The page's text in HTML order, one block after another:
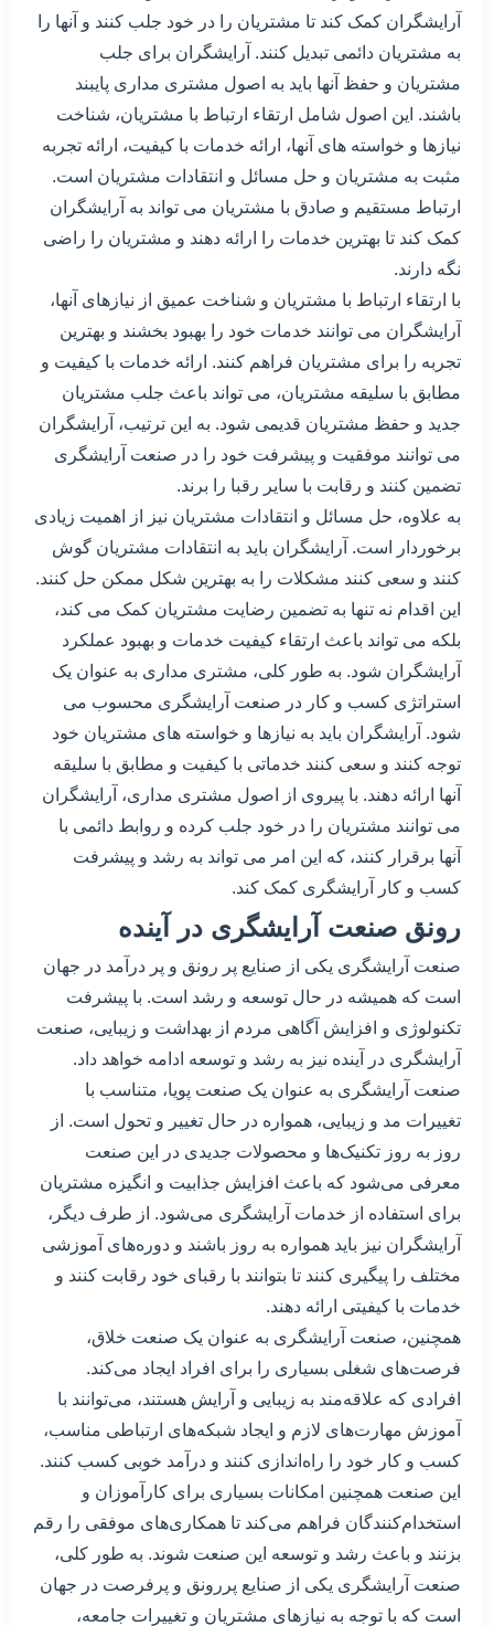
آرایشگران کمک کند تا مشتریان را در خود جلب کنند و آنها را
به مشتریان دائمی تبدیل کنند. آرایشگران برای جلب
مشتریان و حفظ آنها باید به اصول مشتری مداری پایبند
باشند. این اصول شامل ارتقاء ارتباط با مشتریان، شناخت
نیازها و خواسته های آنها، ارائه خدمات با کیفیت، ارائه تجربه
مثبت به مشتریان و حل مسائل و انتقادات مشتریان است.
ارتباط مستقیم و صادق با مشتریان می تواند به آرایشگران
کمک کند تا بهترین خدمات را ارائه دهند و مشتریان را راضی
نگه دارند.
با ارتقاء ارتباط با مشتریان و شناخت عمیق از نیازهای آنها،
آرایشگران می توانند خدمات خود را بهبود بخشند و بهترین
تجربه را برای مشتریان فراهم کنند. ارائه خدمات با کیفیت و
مطابق با سلیقه مشتریان، می تواند باعث جلب مشتریان
جدید و حفظ مشتریان قدیمی شود. به این ترتیب، آرایشگران
می توانند موفقیت و پیشرفت خود را در صنعت آرایشگری
تضمین کنند و رقابت با سایر رقبا را برند.
به علاوه، حل مسائل و انتقادات مشتریان نیز از اهمیت زیادی
برخوردار است. آرایشگران باید به انتقادات مشتریان گوش
کنند و سعی کنند مشکلات را به بهترین شکل ممکن حل کنند.
این اقدام نه تنها به تضمین رضایت مشتریان کمک می کند،
بلکه می تواند باعث ارتقاء کیفیت خدمات و بهبود عملکرد
آرایشگران شود. به طور کلی، مشتری مداری به عنوان یک
استراتژی کسب و کار در صنعت آرایشگری محسوب می
شود. آرایشگران باید به نیازها و خواسته های مشتریان خود
توجه کنند و سعی کنند خدماتی با کیفیت و مطابق با سلیقه
آنها ارائه دهند. با پیروی از اصول مشتری مداری، آرایشگران
می توانند مشتریان را در خود جلب کرده و روابط دائمی با
آنها برقرار کنند، که این امر می تواند به رشد و پیشرفت
کسب و کار آرایشگری کمک کند.
رونق صنعت آرایشگری در آینده
صنعت آرایشگری یکی از صنایع پر رونق و پر درآمد در جهان
است که همیشه در حال توسعه و رشد است. با پیشرفت
تکنولوژی و افزایش آگاهی مردم از بهداشت و زیبایی، صنعت
آرایشگری در آینده نیز به رشد و توسعه ادامه خواهد داد.
صنعت آرایشگری به عنوان یک صنعت پویا، متناسب با
تغییرات مد و زیبایی، همواره در حال تغییر و تحول است. از
روز به روز تکنیک‌ها و محصولات جدیدی در این صنعت
معرفی می‌شود که باعث افزایش جذابیت و انگیزه مشتریان
برای استفاده از خدمات آرایشگری می‌شود. از طرف دیگر،
آرایشگران نیز باید همواره به روز باشند و دوره‌های آموزشی
مختلف را پیگیری کنند تا بتوانند با رقبای خود رقابت کنند و
خدمات با کیفیتی ارائه دهند.
همچنین، صنعت آرایشگری به عنوان یک صنعت خلاق،
فرصت‌های شغلی بسیاری را برای افراد ایجاد می‌کند.
افرادی که علاقه‌مند به زیبایی و آرایش هستند، می‌توانند با
آموزش مهارت‌های لازم و ایجاد شبکه‌های ارتباطی مناسب،
کسب و کار خود را راه‌اندازی کنند و درآمد خوبی کسب کنند.
این صنعت همچنین امکانات بسیاری برای کارآموزان و
استخدام‌کنندگان فراهم می‌کند تا همکاری‌های موفقی را رقم
بزنند و باعث رشد و توسعه این صنعت شوند. به طور کلی،
صنعت آرایشگری یکی از صنایع پررونق و پرفرصت در جهان
است که با توجه به نیازهای مشتریان و تغییرات جامعه،